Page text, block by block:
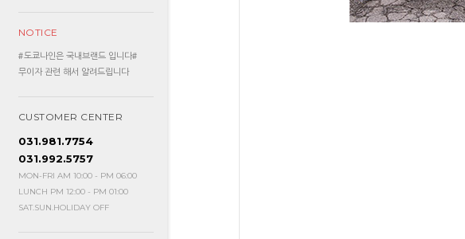
NOTICE
#도쿄나인은 국내브랜드 입니다#
무이자 관련 해서 알려드립니다
CUSTOMER CENTER
031.981.7754
031.992.5757
MON-FRI AM 10:00 - PM 06:00
LUNCH PM 12:00 - PM 01:00
SAT.SUN.HOLIDAY OFF